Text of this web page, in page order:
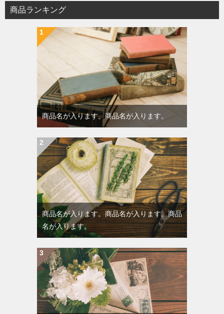
商品ランキング
商品名が入ります。商品名が入ります。
商品名が入ります。商品名が入ります。商品
名が入ります。